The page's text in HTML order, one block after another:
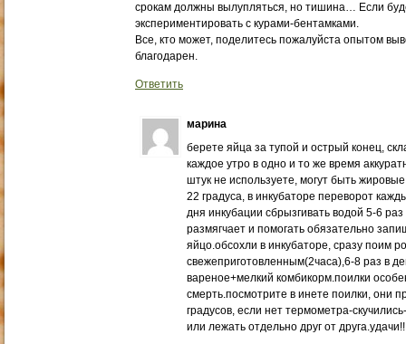
срокам должны вылупляться, но тишина… Если
экспериментировать с курами-бентамками.
Все, кто может, поделитесь пожалуйста опытом
благодарен.
Ответить
марина
берете яйца за тупой и острый конец,
каждое утро в одно и то же время
штук не используете, могут быть
22 градуса, в инкубаторе переворот
дня инкубации сбрызгивать водой 5-6
размягчает и помогать обязательно
яйцо.обсохли в инкубаторе, сразу поим
свежеприготовленным(2часа),6-8 раз в
вареное+мелкий комбикорм.поилки
смерть.посмотрите в инете поилки, они
градусов, если нет термометра-
или лежать отдельно друг от